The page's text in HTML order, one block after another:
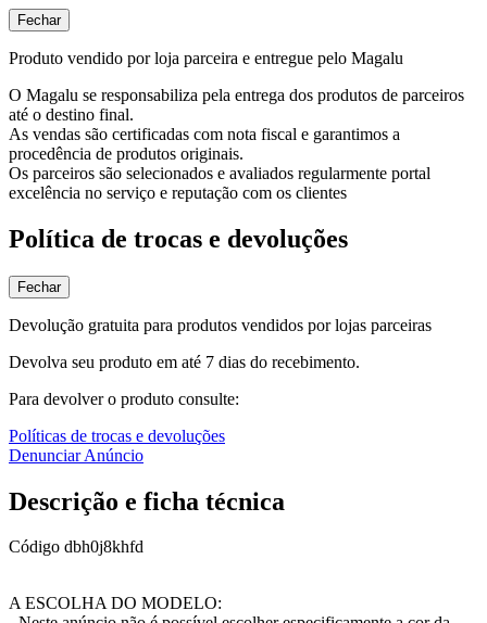
Fechar
Produto vendido por loja parceira e entregue pelo Magalu
O Magalu se responsabiliza pela entrega dos produtos de parceiros
até o destino final.
As vendas são certificadas com nota fiscal e garantimos a
procedência de produtos originais.
Os parceiros são selecionados e avaliados regularmente portal
excelência no serviço e reputação com os clientes
Política de trocas e devoluções
Fechar
Devolução gratuita para produtos vendidos por lojas parceiras
Devolva seu produto em até 7 dias do recebimento.
Para devolver o produto consulte:
Políticas de trocas e devoluções
Denunciar Anúncio
Descrição e ficha técnica
Código dbh0j8khfd
A ESCOLHA DO MODELO: